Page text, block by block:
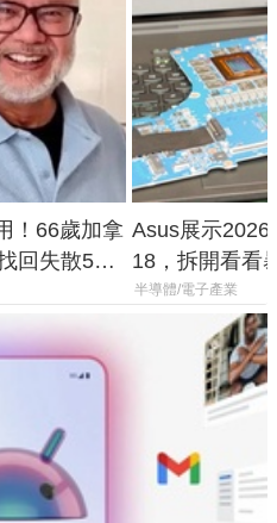
！66歲加拿
回失散50
Asus展示2026
18，拆開看看
半導體/電子產業